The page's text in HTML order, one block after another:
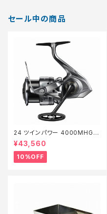
セール中の商品
24 ツインパワー 4000MHG
【継続セール_リール】【10】
¥43,560
10%OFF